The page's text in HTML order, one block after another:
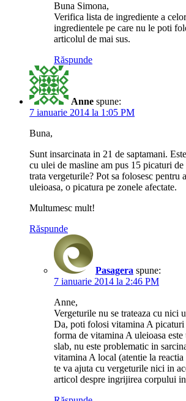
Buna Simona,
Verifica lista de ingrediente a
ingredientele pe care nu le poti
articolul de mai sus.
Răspunde
Anne spune:
7 ianuarie 2014 la 1:05 PM
Buna,
Sunt insarcinata in 21 de saptamani.
cu ulei de masline am pus 15 picaturi
trata vergeturile? Pot sa folosesc pentru
uleioasa, o picatura pe zonele afectate.
Multumesc mult!
Răspunde
Pasagera spune:
7 ianuarie 2014 la 2:46 PM
Anne,
Vergeturile nu se trateaza cu nici
Da, poti folosi vitamina A
forma de vitamina A uleioasa
slab, nu este problematic in
vitamina A local (atentie la
te va ajuta cu vergeturile nici in
articol despre ingrijirea corpului